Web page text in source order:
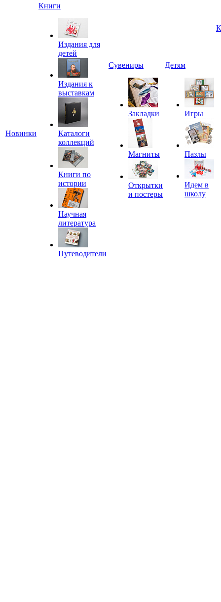
Новинки
Книги
Издания для
детей
Издания к
выставкам
Каталоги
коллекций
Книги по
истории
Научная
литература
Путеводители
Сувениры
Закладки
Магниты
Открытки
и постеры
Детям
Игры
Пазлы
Идем в
школу